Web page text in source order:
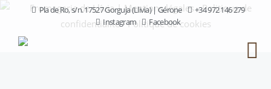
Pla de Ro, s/n. 17527 Gorguja (Llivia) | Gérone
+34 972 146 279
Instagram
Facebook